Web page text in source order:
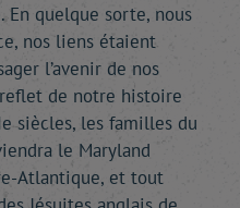
quelque sorte, nous
nos liens étaient
l’avenir de nos
reflet de notre histoire
siècles, les familles du
le Maryland
Atlantique, et tout